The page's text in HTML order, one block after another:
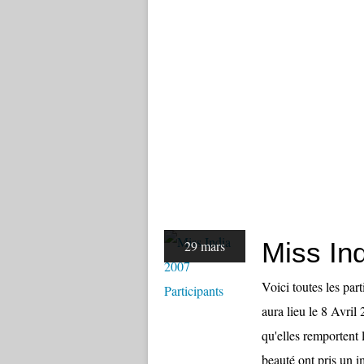
29 mars Miss
Voici toutes les
aura lieu le 8 Avril
qu'elles remportent
beauté ont pris un